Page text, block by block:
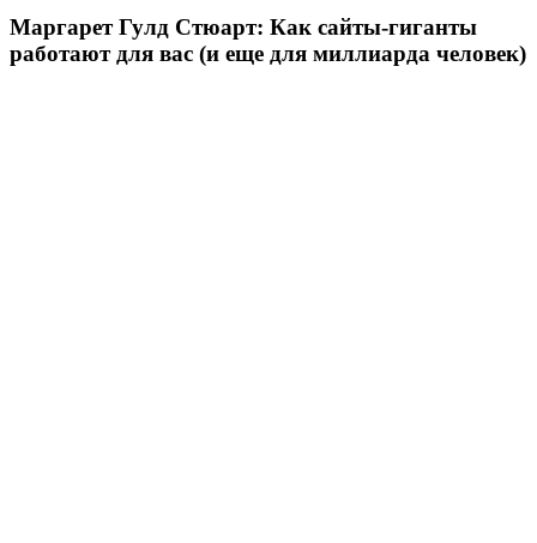
Маргарет Гулд Стюарт: Как сайты-гиганты
работают для вас (и еще для миллиарда человек)